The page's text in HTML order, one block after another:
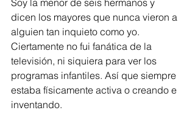
Soy la menor de seis hermanos y
dicen los mayores que nunca vieron a
alguien tan inquieto como yo.
Ciertamente no fui fanática de la
televisión, ni siquiera para ver los
programas infantiles. Así que siempre
estaba físicamente activa o creando e
inventando.